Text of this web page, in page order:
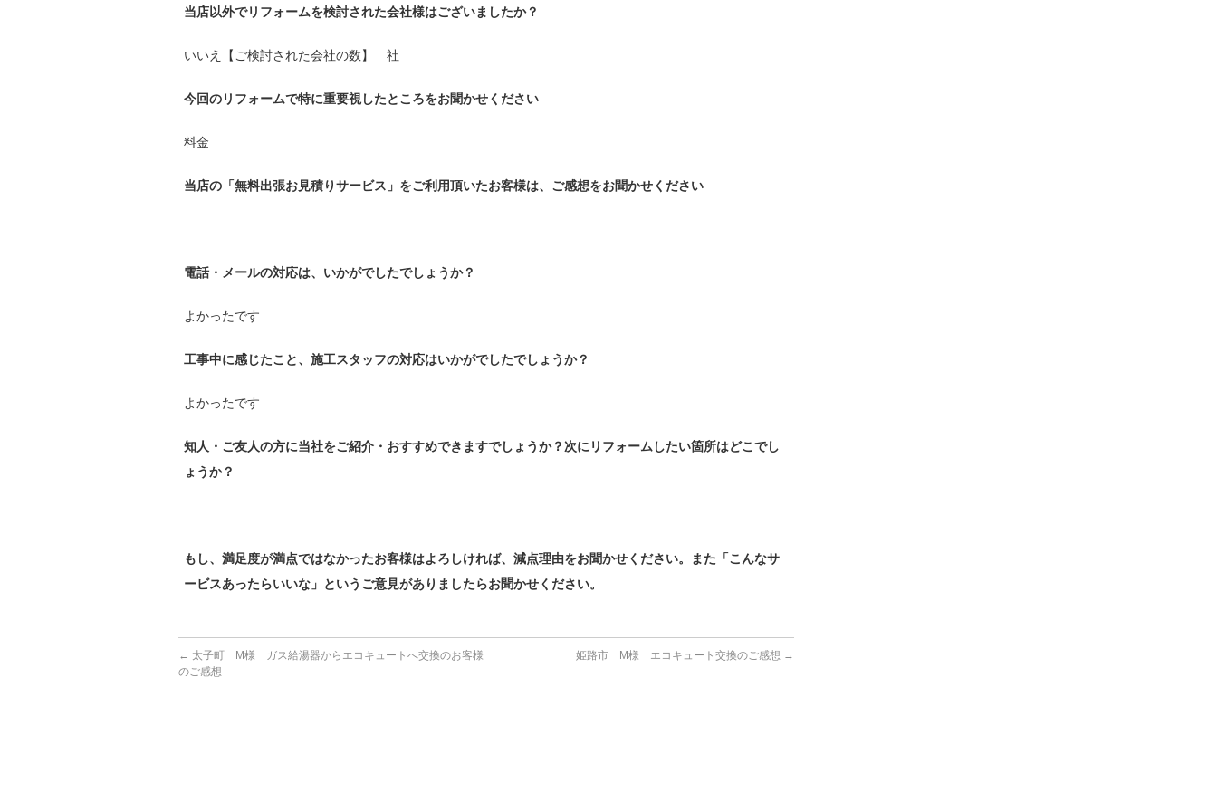
当店以外でリフォームを検討された会社様はございましたか？
いいえ【ご検討された会社の数】 社
今回のリフォームで特に重要視したところをお聞かせください
料金
当店の「無料出張お見積りサービス」をご利用頂いたお客様は、ご感想をお聞かせください
電話・メールの対応は、いかがでしたでしょうか？
よかったです
工事中に感じたこと、施工スタッフの対応はいかがでしたでしょうか？
よかったです
知人・ご友人の方に当社をご紹介・おすすめできますでしょうか？次にリフォームしたい箇所はどこでし
ょうか？
もし、満足度が満点ではなかったお客様はよろしければ、減点理由をお聞かせください。また「こんなサ
ービスあったらいいな」というご意見がありましたらお聞かせください。
← 太子町 M様 ガス給湯器からエコキュートへ交換のお客様
のご感想
姫路市 M様 エコキュート交換のご感想 →